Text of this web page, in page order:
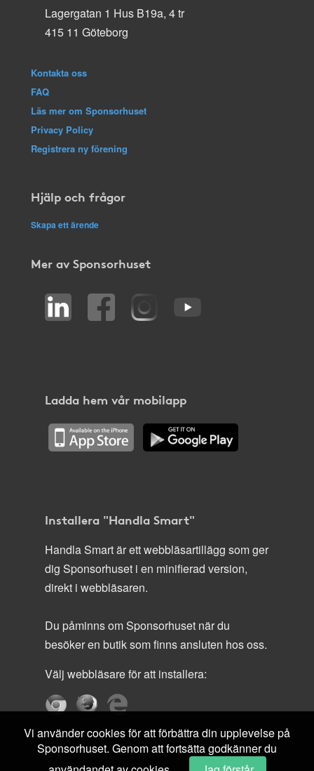
Lagergatan 1 Hus B19a, 4 tr
415 11 Göteborg
Kontakta oss
FAQ
Läs mer om Sponsorhuset
Privacy Policy
Registrera ny förening
Hjälp och frågor
Skapa ett ärende
Mer av Sponsorhuset
Ladda hem vår mobilapp
Installera "Handla Smart"
Handla Smart är ett webbläsartillägg som ger
dig Sponsorhuset i en minifierad version,
direkt i webbläsaren.
Du påminns om Sponsorhuset när du
besöker en butik som finns ansluten hos oss.
Välj webbläsare för att installera:
Vi använder cookies för att förbättra din upplevelse på
Sponsorhuset. Genom att fortsätta godkänner du